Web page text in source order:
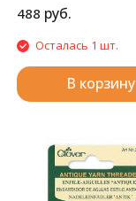
488 руб.
Осталась 1 шт.
В корзину